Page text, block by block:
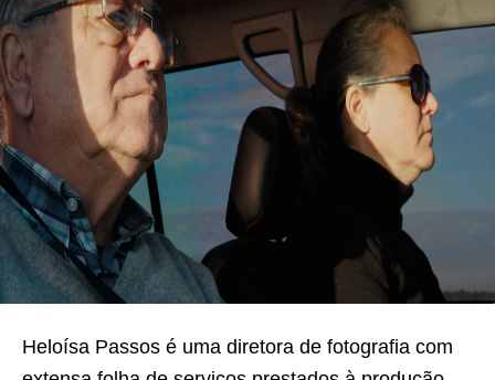
Heloísa Passos é uma diretora de fotografia com